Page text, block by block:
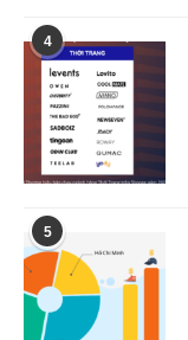
4
5